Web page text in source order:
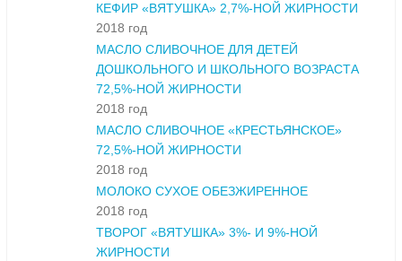
КЕФИР «ВЯТУШКА» 2,7%-НОЙ ЖИРНОСТИ
2018 год
МАСЛО СЛИВОЧНОЕ ДЛЯ ДЕТЕЙ
ДОШКОЛЬНОГО И ШКОЛЬНОГО ВОЗРАСТА
72,5%-НОЙ ЖИРНОСТИ
2018 год
МАСЛО СЛИВОЧНОЕ «КРЕСТЬЯНСКОЕ»
72,5%-НОЙ ЖИРНОСТИ
2018 год
МОЛОКО СУХОЕ ОБЕЗЖИРЕННОЕ
2018 год
ТВОРОГ «ВЯТУШКА» 3%- И 9%-НОЙ
ЖИРНОСТИ